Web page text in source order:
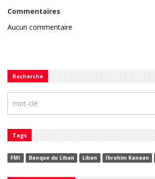
Commentaires
Aucun commentaire
Recherche
Tags
FMI Banque du Liban Liban Ibrahim Kanaan